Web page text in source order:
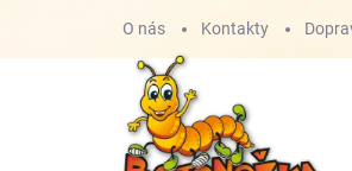
O nás Kontakty